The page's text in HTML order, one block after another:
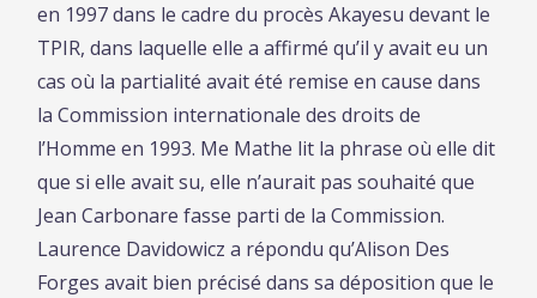
en 1997 dans le cadre du procès Akayesu devant le
TPIR, dans laquelle elle a affirmé qu’il y avait eu un
cas où la partialité avait été remise en cause dans
la Commission internationale des droits de
l’Homme en 1993. Me Mathe lit la phrase où elle dit
que si elle avait su, elle n’aurait pas souhaité que
Jean Carbonare fasse parti de la Commission.
Laurence Davidowicz a répondu qu’Alison Des
Forges avait bien précisé dans sa déposition que le